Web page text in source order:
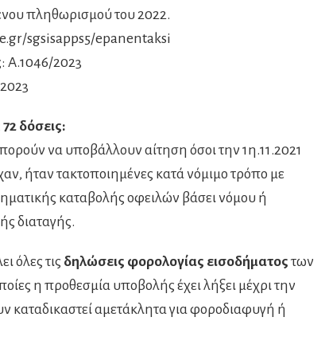
πληθωρισμού του 2022.
sgsisapps5/epanentaksi
Α.1046/2023
δόσεις:
να υποβάλλουν αίτηση όσοι την 1η.11.2021
ήταν τακτοποιημένες κατά νόμιμο τρόπο με
καταβολής οφειλών βάσει νόμου ή
διαταγής.
όλες τις δηλώσεις φορολογίας εισοδήματος των
η προθεσμία υποβολής έχει λήξει μέχρι την
καταδικαστεί αμετάκλητα για φοροδιαφυγή ή